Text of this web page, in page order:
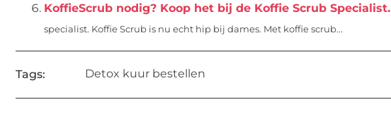
KoffieScrub nodig? Koop het bij de Koffie Scrub Specialist.
specialist. Koffie Scrub is nu echt hip bij dames. Met koffie scrub...
Tags: Detox kuur bestellen